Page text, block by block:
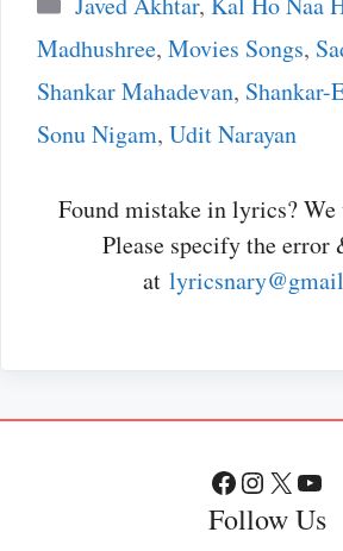
Madhushree, Movies Songs,
Shankar Mahadevan, Shankar-
Sonu Nigam, Udit Narayan
Found mistake in lyrics?
Please specify the error
at
Facebook
Instagram
X
Follow Us